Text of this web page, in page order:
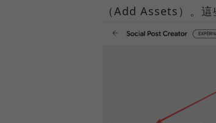
（Add Assets）。